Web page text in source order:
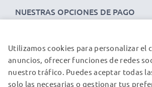
Somos un distribuidor internacional
años de garantía!
NUESTRAS OPCIONES DE PAGO
NUESTROS PARTNERS DE ENVÍO
Utilizamos cookies para personalizar el
anuncios, ofrecer funciones de redes
nuestro tráfico. Puedes aceptar todas
solo las necesarias o gestionar tus